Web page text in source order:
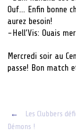
Ouf… Enfin bonne
aurez besoin!
-Hell’Vis: Ouais
Mercredi soir au
passe! Bon match
Post
←
Les Clubbers
Démons !